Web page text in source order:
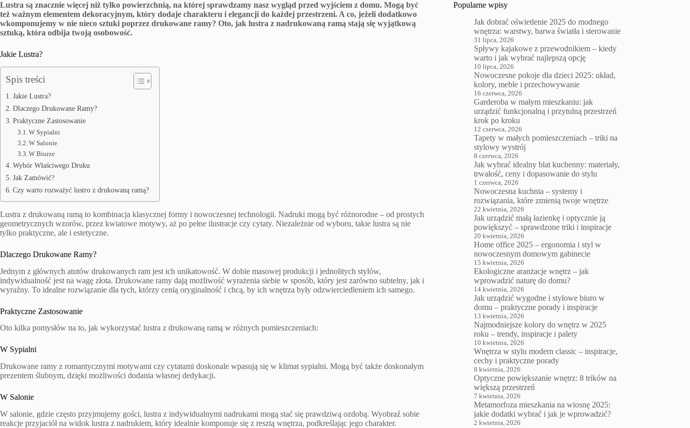
Lustra są znacznie więcej niż tylko powierzchnią, na której sprawdzamy nasz wygląd przed wyjściem z domu. Mogą być
też ważnym elementem dekoracyjnym, który dodaje charakteru i elegancji do każdej przestrzeni. A co, jeżeli dodatkowo
wkomponujemy w nie nieco sztuki poprzez drukowane ramy? Oto, jak lustra z nadrukowaną ramą stają się wyjątkową
sztuką, która odbija twoją osobowość.
Jakie Lustra?
Spis treści
Jakie Lustra?
Dlaczego Drukowane Ramy?
Praktyczne Zastosowanie
W Sypialni
W Salonie
W Biurze
Wybór Właściwego Druku
Jak Zamówić?
Czy warto rozważyć lustro z drukowaną ramą?
Lustra z drukowaną ramą to kombinacja klasycznej formy i nowoczesnej technologii. Nadruki mogą być różnorodne – od prostych
geometrycznych wzorów, przez kwiatowe motywy, aż po pełne ilustracje czy cytaty. Niezależnie od wyboru, takie lustra są nie
tylko praktyczne, ale i estetyczne.
Dlaczego Drukowane Ramy?
Jednym z głównych atutów drukowanych ram jest ich unikatowość. W dobie masowej produkcji i jednolitych stylów,
indywidualność jest na wagę złota. Drukowane ramy dają możliwość wyrażenia siebie w sposób, który jest zarówno subtelny, jak i
wyraźny. To idealne rozwiązanie dla tych, którzy cenią oryginalność i chcą, by ich wnętrza były odzwierciedleniem ich samego.
Praktyczne Zastosowanie
Oto kilka pomysłów na to, jak wykorzystać lustra z drukowaną ramą w różnych pomieszczeniach:
W Sypialni
Drukowane ramy z romantycznymi motywami czy cytatami doskonale wpasują się w klimat sypialni. Mogą być także doskonałym
prezentem ślubnym, dzięki możliwości dodania własnej dedykacji.
W Salonie
W salonie, gdzie często przyjmujemy gości, lustra z indywidualnymi nadrukami mogą stać się prawdziwą ozdobą. Wyobraź sobie
reakcje przyjaciół na widok lustra z nadrukiem, który idealnie komponuje się z resztą wnętrza, podkreślając jego charakter.
Popularne wpisy
Jak dobrać oświetlenie 2025 do modnego
wnętrza: warstwy, barwa światła i sterowanie
31 lipca, 2026
Spływy kajakowe z przewodnikiem – kiedy
warto i jak wybrać najlepszą opcję
10 lipca, 2026
Nowoczesne pokoje dla dzieci 2025: układ,
kolory, meble i przechowywanie
16 czerwca, 2026
Garderoba w małym mieszkaniu: jak
urządzić funkcjonalną i przytulną przestrzeń
krok po kroku
12 czerwca, 2026
Tapety w małych pomieszczeniach – triki na
stylowy wystrój
8 czerwca, 2026
Jak wybrać idealny blat kuchenny: materiały,
trwałość, ceny i dopasowanie do stylu
1 czerwca, 2026
Nowoczesna kuchnia – systemy i
rozwiązania, które zmienią twoje wnętrze
22 kwietnia, 2026
Jak urządzić małą łazienkę i optycznie ją
powiększyć – sprawdzone triki i inspiracje
20 kwietnia, 2026
Home office 2025 – ergonomia i styl w
nowoczesnym domowym gabinecie
15 kwietnia, 2026
Ekologiczne aranżacje wnętrz – jak
wprowadzić naturę do domu?
14 kwietnia, 2026
Jak urządzić wygodne i stylowe biuro w
domu – praktyczne porady i inspiracje
13 kwietnia, 2026
Najmodniejsze kolory do wnętrz w 2025
roku – trendy, inspiracje i palety
10 kwietnia, 2026
Wnętrza w stylu modern classic – inspiracje,
cechy i praktyczne porady
8 kwietnia, 2026
Optyczne powiększanie wnętrz: 8 trików na
większą przestrzeń
7 kwietnia, 2026
Metamorfoza mieszkania na wiosnę 2025:
jakie dodatki wybrać i jak je wprowadzić?
2 kwietnia, 2026